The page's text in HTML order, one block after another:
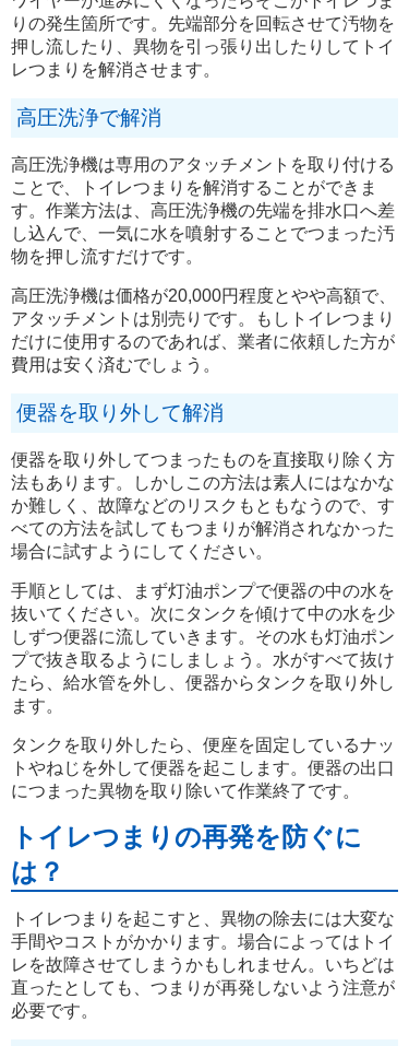
りの発生箇所です。先端部分を回転させて汚物を
押し流したり、異物を引っ張り出したりしてトイ
レつまりを解消させます。
高圧洗浄で解消
高圧洗浄機は専用のアタッチメントを取り付ける
ことで、トイレつまりを解消することができま
す。作業方法は、高圧洗浄機の先端を排水口へ差
し込んで、一気に水を噴射することでつまった汚
物を押し流すだけです。
高圧洗浄機は価格が20,000円程度とやや高額で、
アタッチメントは別売りです。もしトイレつまり
だけに使用するのであれば、業者に依頼した方が
費用は安く済むでしょう。
便器を取り外して解消
便器を取り外してつまったものを直接取り除く方
法もあります。しかしこの方法は素人にはなかな
か難しく、故障などのリスクもともなうので、す
べての方法を試してもつまりが解消されなかった
場合に試すようにしてください。
手順としては、まず灯油ポンプで便器の中の水を
抜いてください。次にタンクを傾けて中の水を少
しずつ便器に流していきます。その水も灯油ポン
プで抜き取るようにしましょう。水がすべて抜け
たら、給水管を外し、便器からタンクを取り外し
ます。
タンクを取り外したら、便座を固定しているナッ
トやねじを外して便器を起こします。便器の出口
につまった異物を取り除いて作業終了です。
トイレつまりの再発を防ぐに
は？
トイレつまりを起こすと、異物の除去には大変な
手間やコストがかかります。場合によってはトイ
レを故障させてしまうかもしれません。いちどは
直ったとしても、つまりが再発しないよう注意が
必要です。